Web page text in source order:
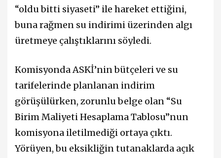
“oldu bitti siyaseti” ile hareket ettiğini,
buna rağmen su indirimi üzerinden algı
üretmeye çalıştıklarını söyledi.
Komisyonda ASKİ’nin bütçeleri ve su
tarifelerinde planlanan indirim
görüşülürken, zorunlu belge olan “Su
Birim Maliyeti Hesaplama Tablosu”nun
komisyona iletilmediği ortaya çıktı.
Yörüyen, bu eksikliğin tutanaklarda açık